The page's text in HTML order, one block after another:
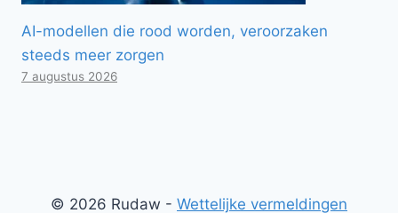
AI-modellen die rood worden, veroorzaken
steeds meer zorgen
7 augustus 2026
© 2026 Rudaw - Wettelijke vermeldingen